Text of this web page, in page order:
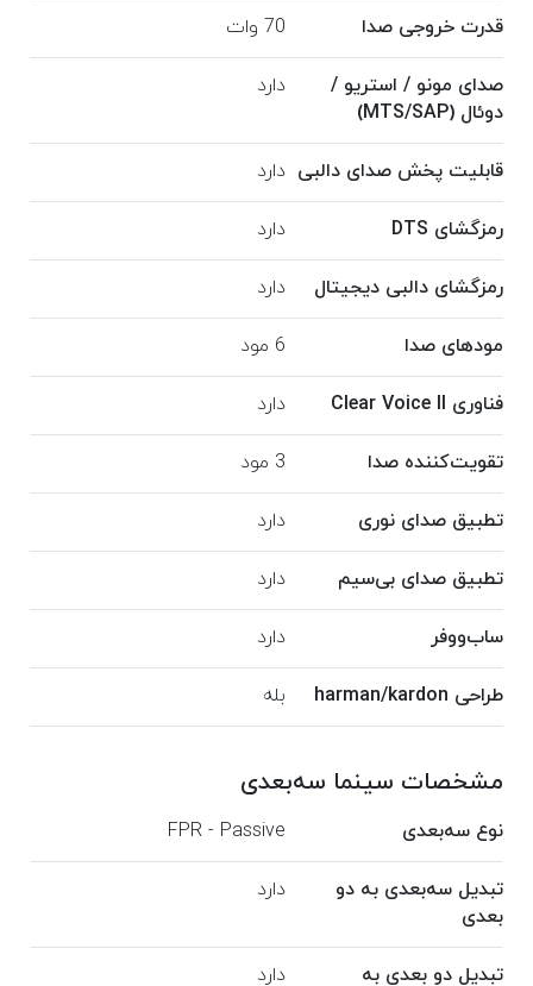
قدرت خروجی صدا 70 وات
صدای مونو / استریو /
دوئال (MTS/SAP)
دارد
قابلیت پخش صدای دالبی دارد
رمزگشای DTS دارد
رمزگشای دالبی دیجیتال دارد
مودهای صدا 6 مود
فناوری Clear Voice II دارد
تقویت‌کننده صدا 3 مود
تطبیق صدای نوری دارد
تطبیق صدای بی‌سیم دارد
ساب‌ووفر دارد
طراحی harman/kardon بله
مشخصات سینما سه‌بعدی
نوع سه‌بعدی FPR - Passive
تبدیل سه‌بعدی به دو
بعدی
دارد
تبدیل دو بعدی به دارد